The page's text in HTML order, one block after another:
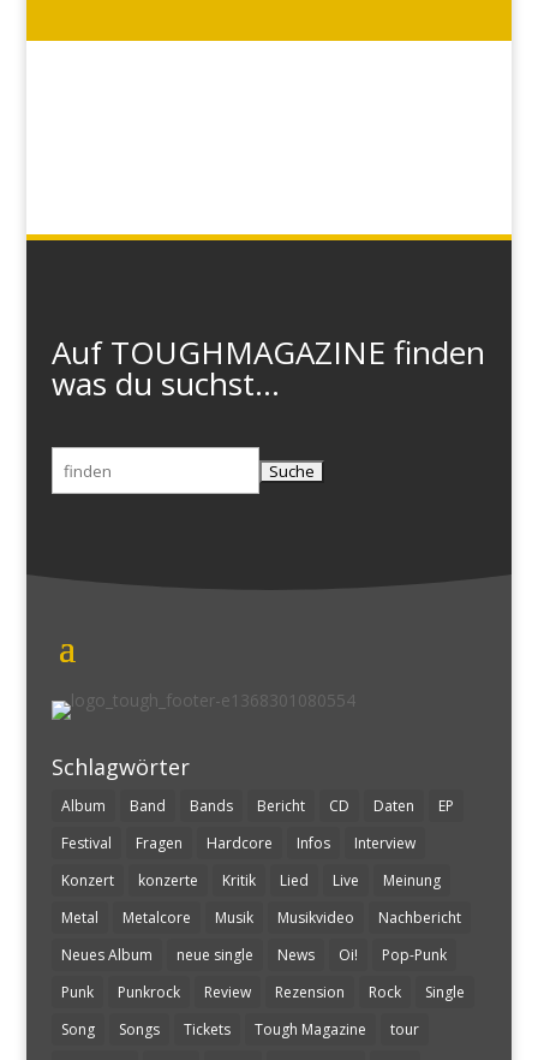
Auf TOUGHMAGAZINE finden
was du suchst...
Suchen
nach:
Schlagwörter
Album Band Bands Bericht CD Daten
EP
Festival
Fragen Hardcore Infos
Interview
Konzert
konzerte Kritik Lied Live
Meinung
Metal
Metalcore Musik Musikvideo
Nachbericht
Neues Album
neue single News Oi!
Pop-Punk
Punk
Punkrock Review Rezension Rock
Single
Song
Songs Tickets Tough Magazine
tour